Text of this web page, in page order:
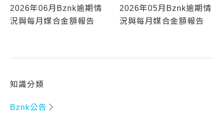
2026年06月Bznk逾期情
況與每月媒合金額報告
2026年05月Bznk逾期情
況與每月媒合金額報告
知識分類
Bznk公告